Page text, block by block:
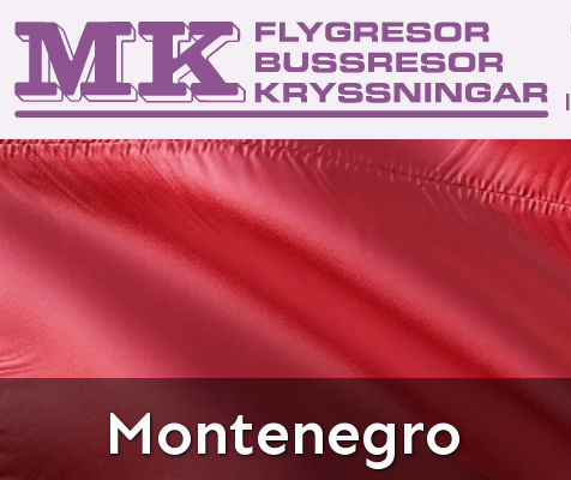
Start Kontakta oss
Resmål
Montenegro